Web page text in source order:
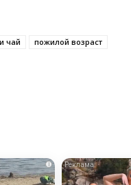
чай пожилой возраст
i